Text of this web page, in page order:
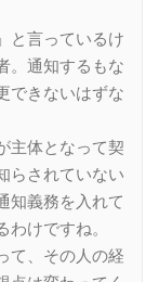
と言っているけ
。通知するもな
できないはずな
主体となって契
らされていない
知義務を入れて
けですね。
て、その人の経